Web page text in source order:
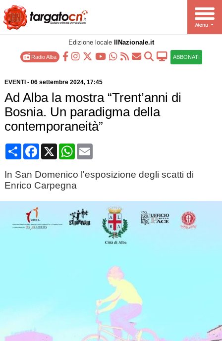
Edizione locale IlNazionale.it
Radio Alba ABBONATI
EVENTI - 06 settembre 2024, 17:45
Ad Alba la mostra “Trent’anni di
Bosnia. Un paradigma della
contemporaneità”
CondividiFacebook
X WhatsApp
Email
In San Domenico l'esposizione degli scatti di
Enrico Carpegna